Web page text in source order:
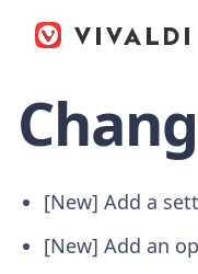
[New] Add a
[New] Add an